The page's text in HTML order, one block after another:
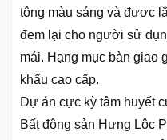
tông màu sáng và được
đem lại cho người sử
mái. Hạng mục bàn giao
khấu cao cấp.
Dự án cực kỳ tâm huyết
Bất động sản Hưng Lộc